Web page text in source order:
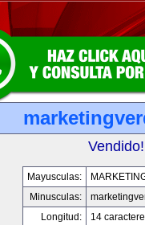
Vendido!
Mayusculas:
Minusculas:
Longitud:
14